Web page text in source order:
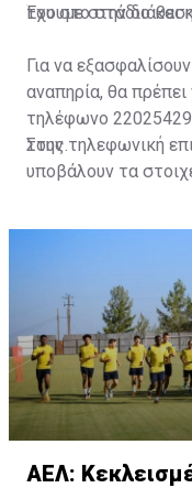
του στο στάδιο και
Έχουμε στην
Για να
αναπηρία, θα
τηλέφωνο
τους.
Στην τηλεφωνική
υποβάλουν τα
ΑΕΛ: